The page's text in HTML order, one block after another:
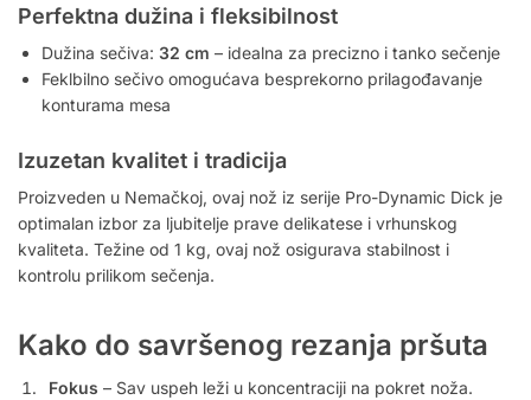
Perfektna dužina i fleksibilnost
Dužina sečiva: 32 cm – idealna za precizno i tanko sečenje
Feklbilno sečivo omogućava besprekorno prilagođavanje
konturama mesa
Izuzetan kvalitet i tradicija
Proizveden u Nemačkoj, ovaj nož iz serije Pro-Dynamic Dick je
optimalan izbor za ljubitelje prave delikatese i vrhunskog
kvaliteta. Težine od 1 kg, ovaj nož osigurava stabilnost i
kontrolu prilikom sečenja.
Kako do savršenog rezanja pršuta
Fokus – Sav uspeh leži u koncentraciji na pokret noža.